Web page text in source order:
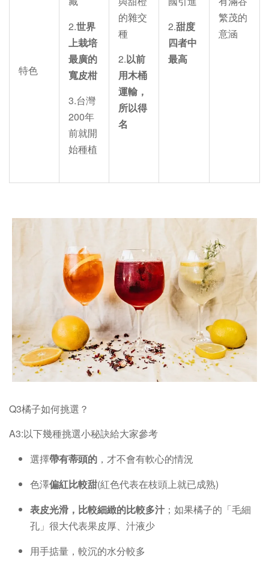
特色
2.世界
上栽培
最廣的
寬皮柑
3.台灣
200年
前就開
始種植
的雜交
種
2.以前
用木桶
運輸，
所以得
名
2.甜度
四者中
最高
繁茂的
意涵
Q3橘子如何挑選？
A3:以下幾種挑選小秘訣給大家參考
選擇帶有蒂頭的 ，才不會有軟心的情況
色澤偏紅比較甜(紅色代表在枝頭上就已成熟)
表皮光滑，比較細緻的比較多汁；如果橘子的「毛細
孔」很大代表果皮厚、汁液少
用手掂量，較沉的水分較多